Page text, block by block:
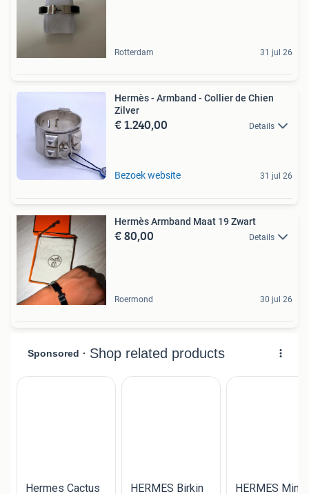
Rotterdam 31 jul 26
Hermès - Armband - Collier de Chien
Zilver
€ 1.240,00 Details
Bezoek website 31 jul 26
Hermès Armband Maat 19 Zwart
€ 80,00 Details
Roermond 30 jul 26